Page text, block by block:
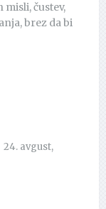
čustev,
brez da bi
24. avgust,